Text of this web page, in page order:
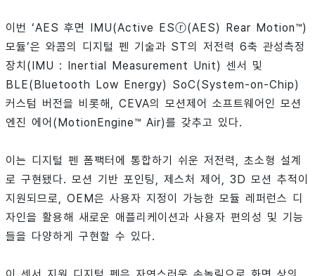
이번 ‘AES 후면 IMU(Active ESⓡ(AES) Rear Motion™)
모듈’은 와콤의 디지털 펜 기술과 ST의 저전력 6축 관성측정
장치(IMU : Inertial Measurement Unit) 센서 및
BLE(Bluetooth Low Energy) SoC(System-on-Chip)
커스텀 버전을 비롯해, CEVA의 모션제어 소프트웨어인 모션
엔진 에어(MotionEngine™ Air)를 갖추고 있다.
이는 디지털 펜 폼팩터에 통합하기 쉬운 저전력, 초소형 설계
로 구현됐다. 모션 기반 포인팅, 제스처 제어, 3D 모션 추적이
지원되므로, OEM은 사용자 지정이 가능한 모듈 레퍼런스 디
자인을 활용해 새로운 애플리케이션과 사용자 편의성 및 기능
들을 다양하게 구현할 수 있다.